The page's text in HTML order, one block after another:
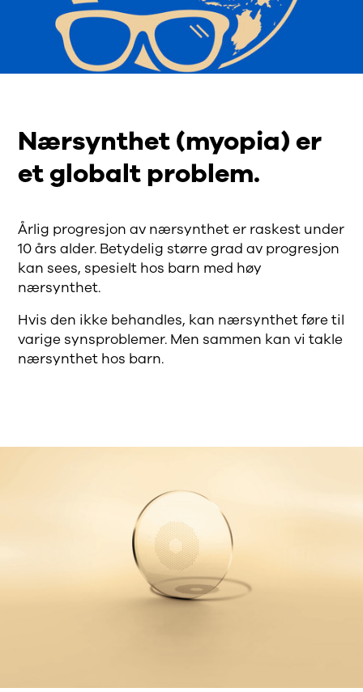
Nærsynthet (myopia) er
et globalt problem.
Årlig progresjon av nærsynthet er raskest under
10 års alder. Betydelig større grad av progresjon
kan sees, spesielt hos barn med høy
nærsynthet.
Hvis den ikke behandles, kan nærsynthet føre til
varige synsproblemer. Men sammen kan vi takle
nærsynthet hos barn.